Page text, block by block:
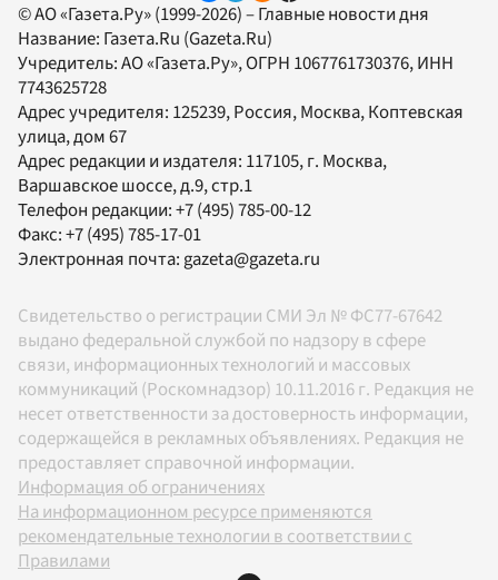
© АО «Газета.Ру» (1999-2026) – Главные новости дня
Название: Газета.Ru (Gazeta.Ru)
Учредитель:АО «Газета.Ру», ОГРН 1067761730376, ИНН
7743625728
Адрес учредителя: 125239, Россия, Москва, Коптевская
улица, дом 67
Адрес редакции и издателя: 117105, г. Москва,
Варшавское шоссе, д.9, стр.1
Телефон редакции:+7 (495) 785-00-12
Факс:+7 (495) 785-17-01
Электронная почта:gazeta@gazeta.ru
Свидетельство о регистрации СМИ Эл № ФС77-67642
выдано федеральной службой по надзору в сфере
связи, информационных технологий и массовых
коммуникаций (Роскомнадзор) 10.11.2016 г. Редакция не
несет ответственности за достоверность информации,
содержащейся в рекламных объявлениях. Редакция не
предоставляет справочной информации.
Информация об ограничениях
На информационном ресурсе применяются
рекомендательные технологии в соответствии с
Правилами